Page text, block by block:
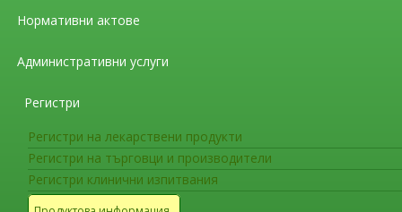
Нормативни актове
Административни услуги
Регистри
Регистри на лекарствени продукти
Регистри на търговци и производители
Регистри клинични изпитвания
PRAC преразгледа рисковете при
артериалното (кръвното) налягане и обема
Основното заключение на PRAC е, че
представители на RAS – действащите агенти
захарен диабет с бъбречни усложнения